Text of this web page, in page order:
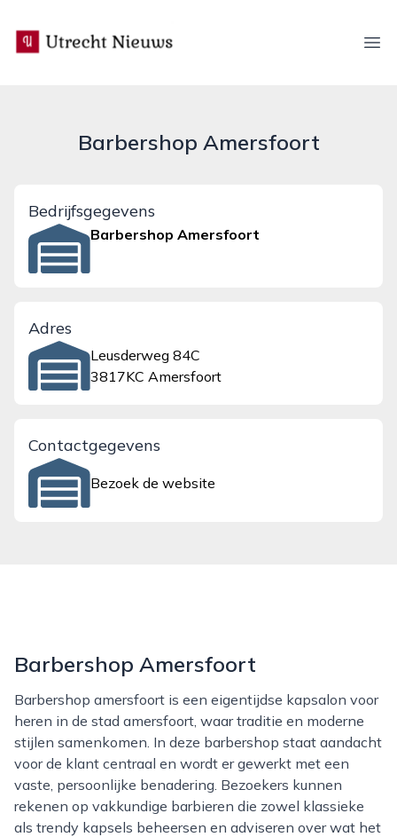
utrecht-nieuws.nl
Barbershop Amersfoort
Bedrijfsgegevens
Barbershop Amersfoort
Adres
Leusderweg 84C
3817KC Amersfoort
Contactgegevens
Bezoek de website
Barbershop Amersfoort
Barbershop amersfoort is een eigentijdse kapsalon voor
heren in de stad amersfoort, waar traditie en moderne
stijlen samenkomen. In deze barbershop staat aandacht
voor de klant centraal en wordt er gewerkt met een
vaste, persoonlijke benadering. Bezoekers kunnen
rekenen op vakkundige barbieren die zowel klassieke
als trendy kapsels beheersen en adviseren over wat het